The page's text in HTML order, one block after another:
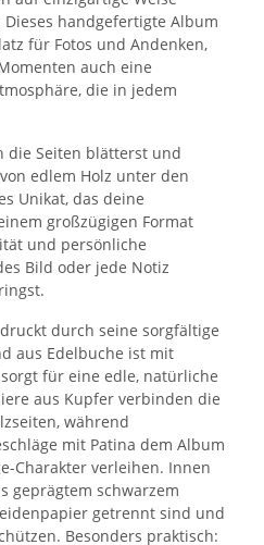
handgefertigte Album
für Fotos und Andenken,
auch eine
die in jedem
die Seiten blätterst und
edlem Holz unter den
Unikat, das deine
großzügigen Format
und persönliche
Bild oder jede Notiz
durch seine sorgfältige
aus Edelbuche ist mit
für eine edle, natürliche
aus Kupfer verbinden die
während
mit Patina dem Album
Charakter verleihen. Innen
geprägtem schwarzem
getrennt sind und
Besonders praktisch: